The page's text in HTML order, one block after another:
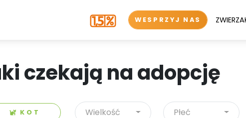
WESPRZYJ NAS
czekają na adopcję
KOT Wielkość Płeć